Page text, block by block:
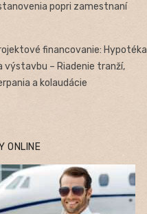
popri zamestnaní
financovanie: Hypotéka
výstavbu – Riadenie tranží,
a kolaudácie
ONLINE